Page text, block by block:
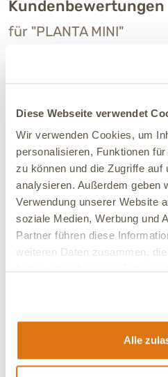
Diese Webseite verwendet
Wir verwenden Cookies, um
personalisieren, Funktionen
zu können und die Zugriffe auf
analysieren. Außerdem geben
Verwendung unserer Website
soziale Medien, Werbung und
Partner führen diese
weiteren Daten zusammen,
Alle
Kundenbewertungen
für "PLANTA MINI"
Wendy
Verifiziert
My dog is eating the food as
Verträglichkeit:Gut
Ja, ich empfehle dieses
vegetarischen Futter zwecks
Allergien gesucht. Planta mini
Alleinfuttermittel
Mahlzeit. Auch als